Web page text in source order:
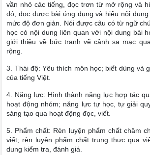
vần nhỏ các tiếng, đọc trơn từ mở rộng và
đó; đọc được bài ứng dụng và hiểu nội
mức độ đơn giản. Nói được câu có từ ngữ
học có nội dung liên quan với nội dung bài
giới thiệu về bức tranh vẽ cảnh sa mạc
rộng.
3. Thái độ: Yêu thích môn học; biết dùng và
của tiếng Việt.
4. Năng lực: Hình thành năng lực hợp tác
hoạt động nhóm; năng lực tự học, tự giải
sáng tạo qua hoạt động đọc, viết.
5. Phẩm chất: Rèn luyện phẩm chất chăm
viết; rèn luyện phẩm chất trung thực qua
dung kiểm tra, đánh giá.